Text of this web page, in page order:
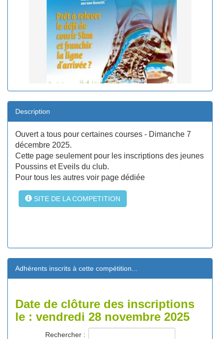
Description
Ouvert a tous pour certaines courses - Dimanche 7
décembre 2025.
Cette page seulement pour les inscriptions des jeunes
Poussins et Eveils du club.
Pour tous les autres voir page dédiée
SITE DE LA COMPETITION
Adhérents inscrits à cette compétition...
Date de clôture des inscriptions
le : vendredi 28 novembre 2025
Rechercher :